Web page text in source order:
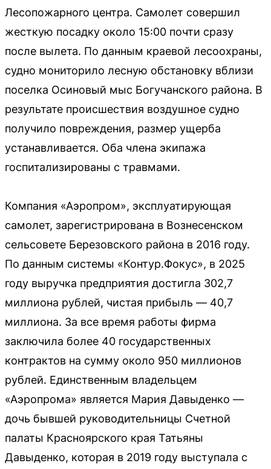
Лесопожарного центра. Самолет совершил
жесткую посадку около 15:00 почти сразу
после вылета. По данным краевой лесоохраны,
судно мониторило лесную обстановку вблизи
поселка Осиновый мыс Богучанского района. В
результате происшествия воздушное судно
получило повреждения, размер ущерба
устанавливается. Оба члена экипажа
госпитализированы с травмами.
Компания «Аэропром», эксплуатирующая
самолет, зарегистрирована в Вознесенском
сельсовете Березовского района в 2016 году.
По данным системы «Контур.Фокус», в 2025
году выручка предприятия достигла 302,7
миллиона рублей, чистая прибыль — 40,7
миллиона. За все время работы фирма
заключила более 40 государственных
контрактов на сумму около 950 миллионов
рублей. Единственным владельцем
«Аэропрома» является Мария Давыденко —
дочь бывшей руководительницы Счетной
палаты Красноярского края Татьяны
Давыденко, которая в 2019 году выступала с